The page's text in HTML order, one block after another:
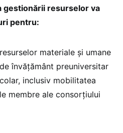
gestionării resurselor va
pentru:
materiale și umane
învățământ preuniversitar
inclusiv mobilitatea
membre ale consorțiului